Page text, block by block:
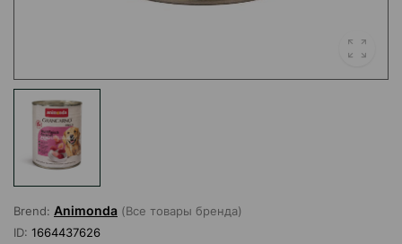
Brend: Animonda (Все товары бренда)
ID: 1664437626